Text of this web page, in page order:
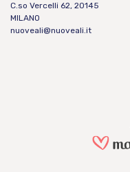
C.so Vercelli 62, 20145
MILANO
nuoveali@nuoveali.it